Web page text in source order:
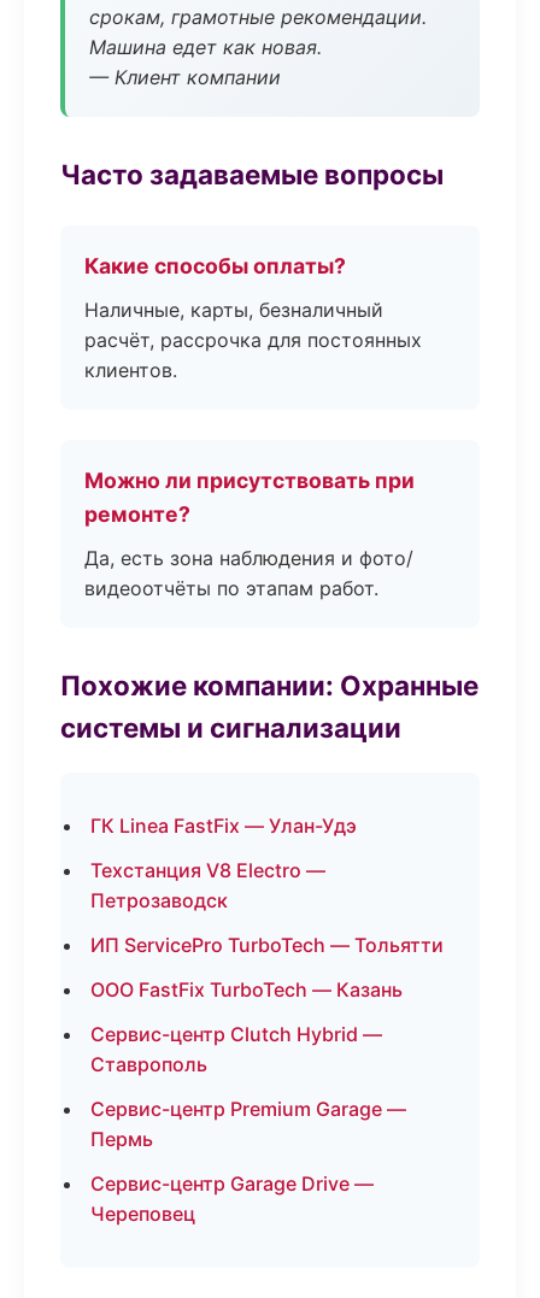
срокам, грамотные рекомендации.
Машина едет как новая.
— Клиент компании
Часто задаваемые вопросы
Какие способы оплаты?
Наличные, карты, безналичный
расчёт, рассрочка для постоянных
клиентов.
Можно ли присутствовать при
ремонте?
Да, есть зона наблюдения и фото/
видеоотчёты по этапам работ.
Похожие компании: Охранные
системы и сигнализации
ГК Linea FastFix — Улан-Удэ
Техстанция V8 Electro —
Петрозаводск
ИП ServicePro TurboTech — Тольятти
ООО FastFix TurboTech — Казань
Сервис-центр Clutch Hybrid —
Ставрополь
Сервис-центр Premium Garage —
Пермь
Сервис-центр Garage Drive —
Череповец